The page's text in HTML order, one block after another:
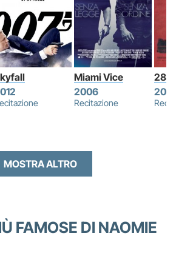
Miami Vice
2006
Recitazione
28
MOSTRA ALTRO
FAMOSE DI NAOMIE